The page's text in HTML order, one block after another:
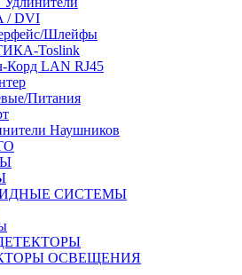
/ DVI
Шлейфы
Toslink
LAN RJ45
Питания
Наушников
СИСТЕМЫ
ОСВЕЩЕНИЯ